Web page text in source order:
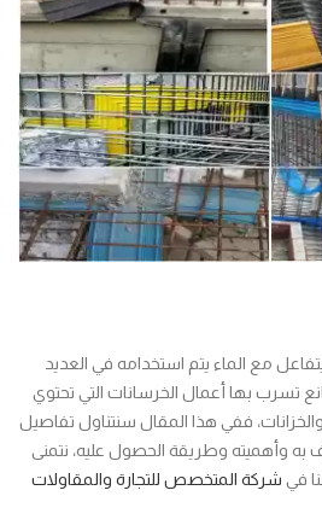
مع الماء يتم استخدامه في العديد
تسرب بها أعمال الخرسانات التي تحتوي
ففي هذا المقال سنتناول تفاصيل
به وأهميته وطريقة الحصول عليه، نتمنى
في شركة المتخصص للتجارة والمقاولات